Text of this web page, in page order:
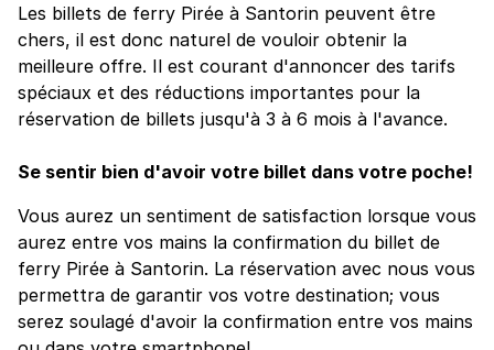
Les billets de ferry Pirée à Santorin peuvent être
chers, il est donc naturel de vouloir obtenir la
meilleure offre. Il est courant d'annoncer des tarifs
spéciaux et des réductions importantes pour la
réservation de billets jusqu'à 3 à 6 mois à l'avance.
Se sentir bien d'avoir votre billet dans votre poche!
Vous aurez un sentiment de satisfaction lorsque vous
aurez entre vos mains la confirmation du billet de
ferry Pirée à Santorin. La réservation avec nous vous
permettra de garantir vos votre destination; vous
serez soulagé d'avoir la confirmation entre vos mains